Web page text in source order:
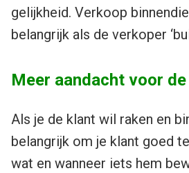
gelijkheid. Verkoop
belangrijk als de verkoper
Meer aandacht voor
Als je de klant wil raken en
belangrijk om je klant goed
wat en wanneer iets hem